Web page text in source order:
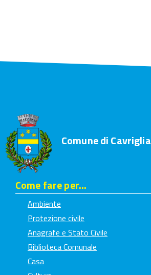
Comune di Cavriglia
Come fare per...
Ambiente
Protezione civile
Anagrafe e Stato Civile
Biblioteca Comunale
Casa